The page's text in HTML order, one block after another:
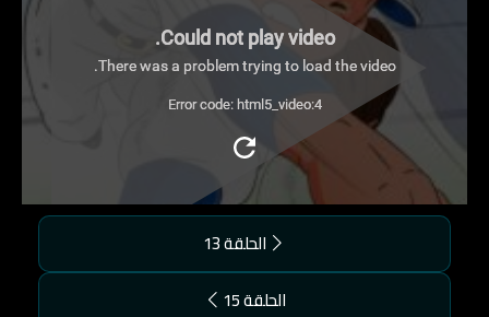
Could not play video.
There was a problem trying to load the video.
Error code: html5_video:4
الحلقة 13
الحلقة 15